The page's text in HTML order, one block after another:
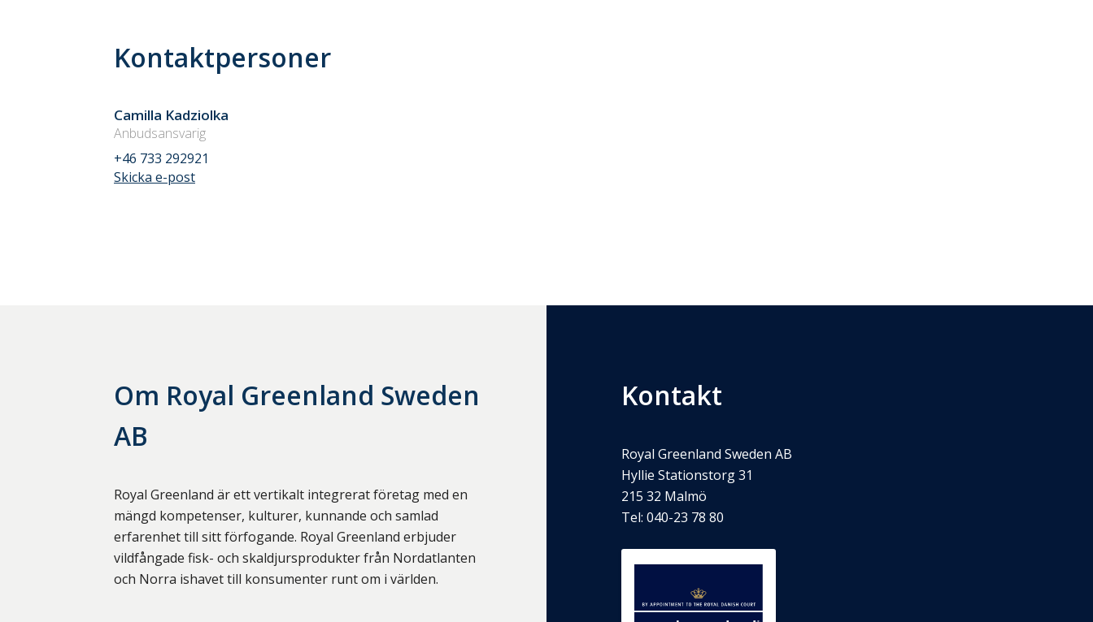
Kontaktpersoner
Camilla Kadziolka
Anbudsansvarig
+46 733 292921
Skicka e-post
Om Royal Greenland Sweden
AB
Royal Greenland är ett vertikalt integrerat företag med en
mängd kompetenser, kulturer, kunnande och samlad
erfarenhet till sitt förfogande. Royal Greenland erbjuder
vildfångade fisk- och skaldjursprodukter från Nordatlanten
och Norra ishavet till konsumenter runt om i världen.
Kontakt
Royal Greenland Sweden AB
Hyllie Stationstorg 31
215 32 Malmö
Tel:040-23 78 80